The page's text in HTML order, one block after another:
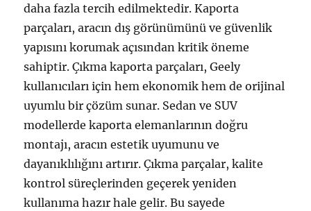
daha fazla tercih edilmektedir. Kaporta
parçaları, aracın dış görünümünü ve güvenlik
yapısını korumak açısından kritik öneme
sahiptir. Çıkma kaporta parçaları, Geely
kullanıcıları için hem ekonomik hem de orijinal
uyumlu bir çözüm sunar. Sedan ve SUV
modellerde kaporta elemanlarının doğru
montajı, aracın estetik uyumunu ve
dayanıklılığını artırır. Çıkma parçalar, kalite
kontrol süreçlerinden geçerek yeniden
kullanıma hazır hale gelir. Bu sayede